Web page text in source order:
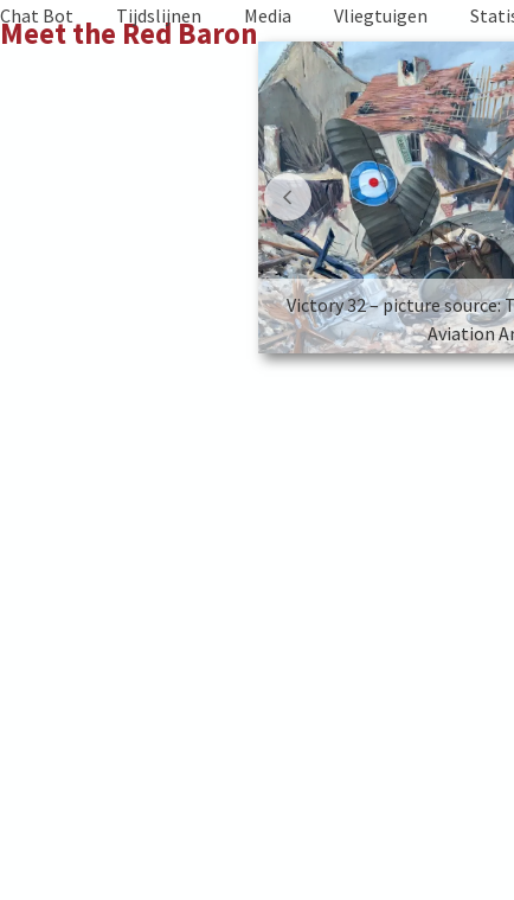
Skip
to
Meet the Red Baron
Chat Bot Tijdslijnen Media Vliegtuigen
Victory 32 – picture source:
Aviation